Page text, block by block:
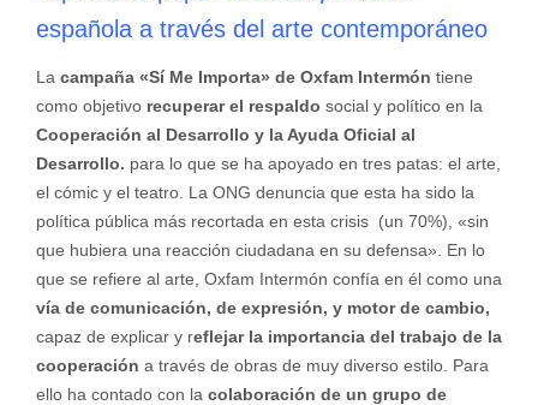
española a través del arte contemporáneo
La campaña «Sí Me Importa» de Oxfam Intermón tiene
como objetivo recuperar el respaldo social y político en la
Cooperación al Desarrollo y la Ayuda Oficial al
Desarrollo. para lo que se ha apoyado en tres patas: el arte,
el cómic y el teatro. La ONG denuncia que esta ha sido la
política pública más recortada en esta crisis (un 70%), «sin
que hubiera una reacción ciudadana en su defensa». En lo
que se refiere al arte, Oxfam Intermón confía en él como una
vía de comunicación, de expresión, y motor de cambio,
capaz de explicar y reflejar la importancia del trabajo de la
cooperación a través de obras de muy diverso estilo. Para
ello ha contado con la colaboración de un grupo de